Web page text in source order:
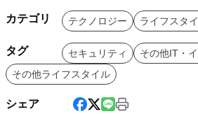
カテゴリ テクノロジー ライフスタ
タグ セキュリティ
その他IT・
その他ライフスタイル
シェア